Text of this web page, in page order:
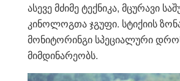
ასევე მძიმე ტექნიკა, მცურავი
კინოლოგთა ჯგუფი. სტიქიის
მონიტორინგი სპეციალური
მიმდინარეობს.